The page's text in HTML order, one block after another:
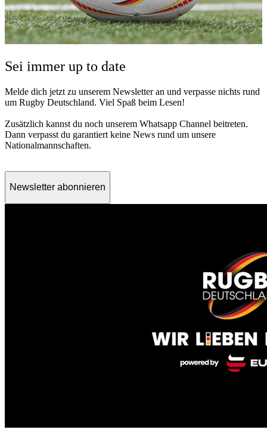
Sei immer up to date
Melde dich jetzt zu unserem Newsletter an und verpasse nichts rund
um Rugby Deutschland. Viel Spaß beim Lesen!
Zusätzlich kannst du noch unserem Whatsapp Channel beitreten.
Dann verpasst du garantiert keine News rund um unsere
Nationalmannschaften.
Newsletter abonnieren